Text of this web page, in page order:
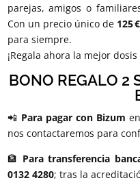
parejas, amigos o
Con un precio único de 125 €
para siempre.
¡Regala ahora la mejor
BONO REGALO 2
📲 Para pagar con Bizum
nos contactaremos para
🏦 Para transferencia
0132 4280; tras la